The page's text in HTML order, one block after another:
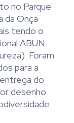
no Parque
da Onça
tendo o
ABUN
Foram
para a
do
desenho